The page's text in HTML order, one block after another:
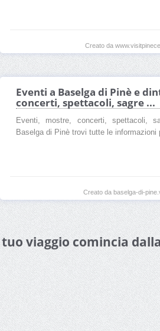
Creato da
Eventi a Baselga di Pinè e
concerti, spettacoli, sagre ...
Eventi, mostre, concerti, spettacoli,
Baselga di Pinè trovi tutte le informazioni
Creato da baselga-di-
viaggio comincia